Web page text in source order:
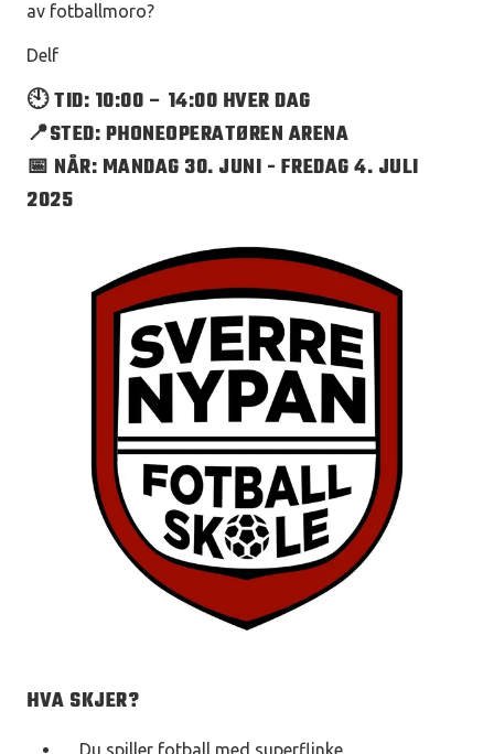
av fotballmoro?
Delf
🕙 TID: 10:00 – 14:00 HVER DAG
📍STED: PHONEOPERATØREN ARENA
📅 NÅR: MANDAG 30. JUNI - FREDAG 4. JULI
2025
HVA SKJER?
Du spiller fotball med superflinke